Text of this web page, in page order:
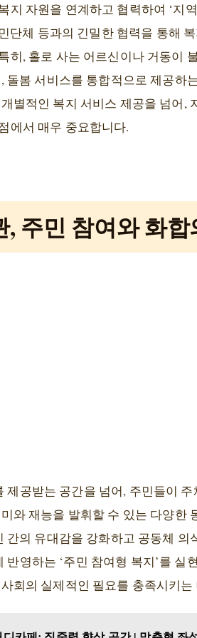
지 자원을 연계하고 협력하여 ‘지
단체 등과의 긴밀한 협력을 통해
히, 홀로 사는 어르신이나 거동이
봄 서비스를 통합적으로 제공하
별적인 복지 서비스 제공을 넘어,
에서 매우 중요합니다.
주민 참여와 화합
공받는 공간을 넘어, 주민들이
와 재능을 발휘할 수 있는 다양한
간의 유대감을 강화하고 공동체
영하는 ‘주민 참여형 복지’를
회의 실제적인 필요를 충족시키